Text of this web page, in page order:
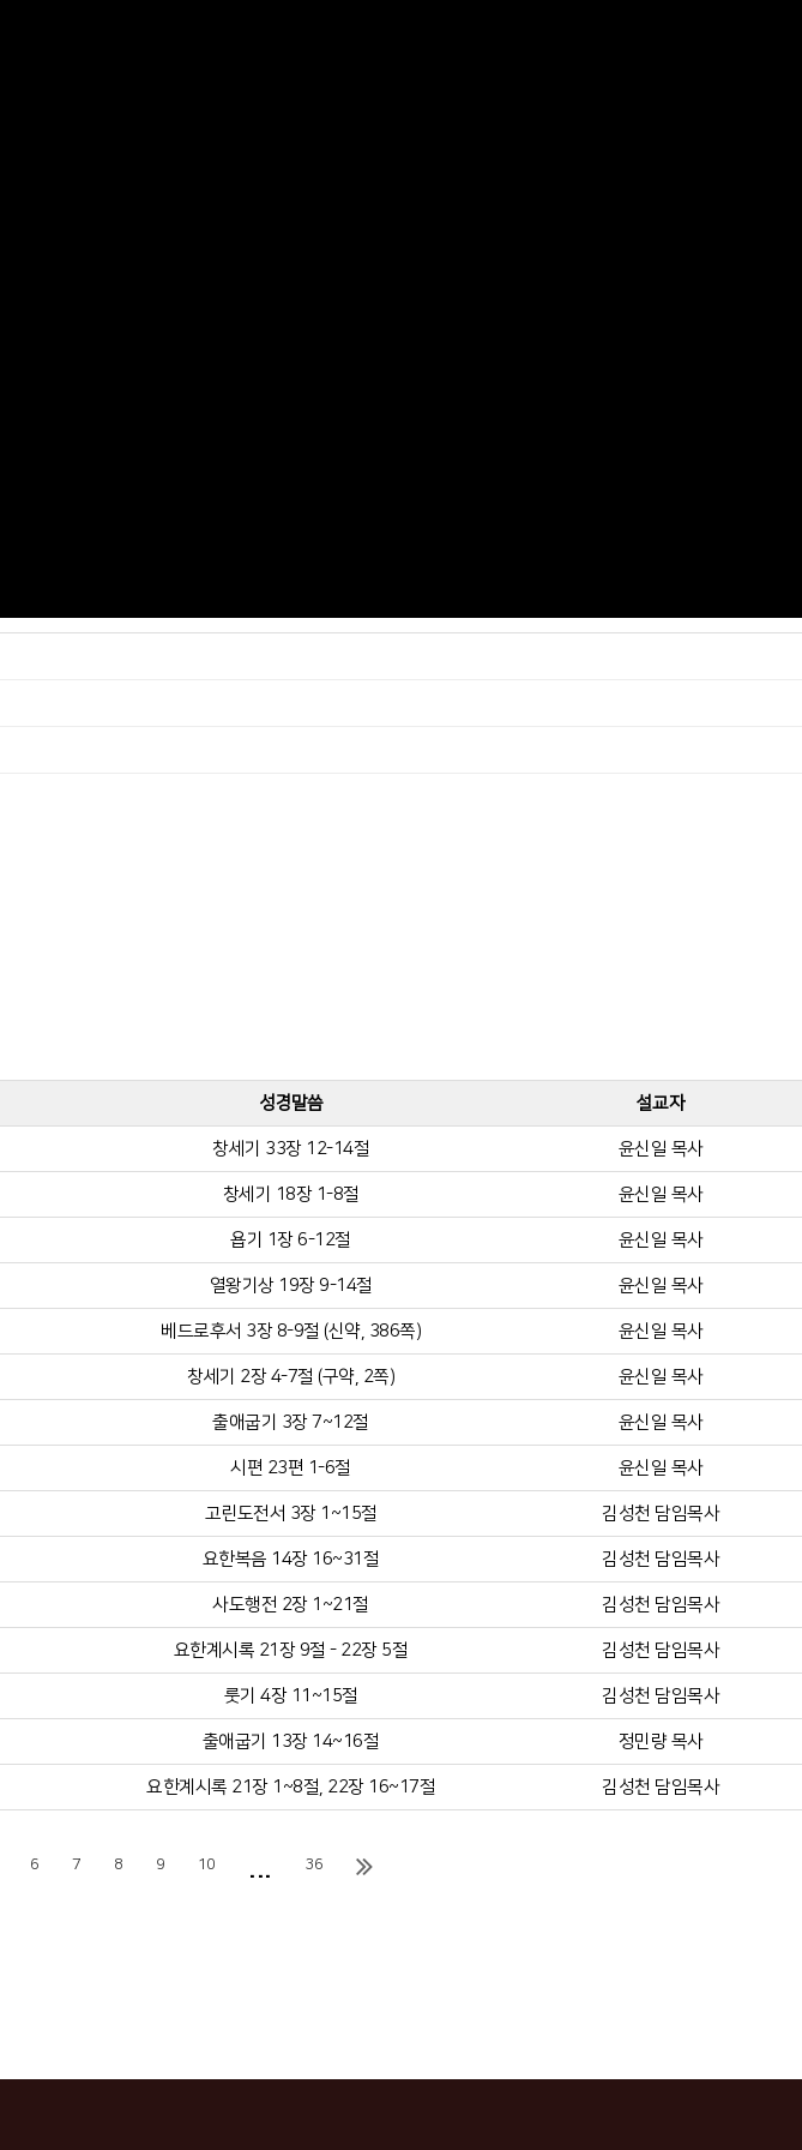
성경말씀 설교자
창세기 33장 12-14절 윤신일 목사
창세기 18장 1-8절 윤신일 목사
욥기 1장 6-12절 윤신일 목사
열왕기상 19장 9-14절 윤신일 목사
베드로후서 3장 8-9절 (신약, 386쪽) 윤신일 목사
창세기 2장 4-7절 (구약, 2쪽) 윤신일 목사
출애굽기 3장 7~12절 윤신일 목사
시편 23편 1-6절 윤신일 목사
고린도전서 3장 1~15절 김성천 담임목사
요한복음 14장 16~31절 김성천 담임목사
사도행전 2장 1~21절 김성천 담임목사
요한계시록 21장 9절 - 22장 5절 김성천 담임목사
룻기 4장 11~15절 김성천 담임목사
출애굽기 13장 14~16절 정민량 목사
요한계시록 21장 1~8절, 22장 16~17절 김성천 담임목사
6 7 8 9 10 ... 36